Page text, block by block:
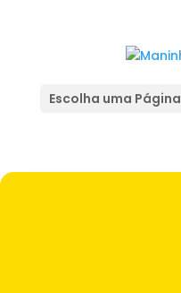
Escolha uma Página
Pesquisar
produtos